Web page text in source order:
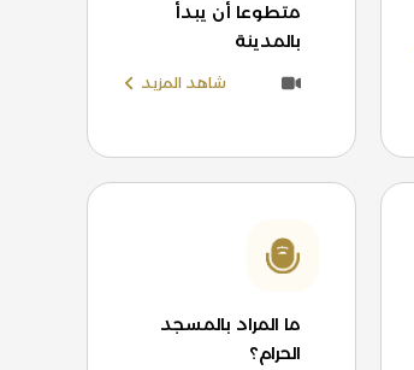
متطوعا أن يبدأ
بالمدينة
شاهد المزيد
ما المراد بالمسجد
الحرام؟